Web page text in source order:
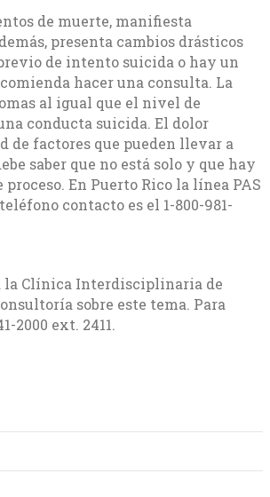
de muerte, manifiesta
presenta cambios drásticos
de intento suicida o hay un
hacer una consulta. La
al igual que el nivel de
conducta suicida. El dolor
factores que pueden llevar a
saber que no está solo y que hay
En Puerto Rico la línea PAS
contacto es el 1-800-981-
la Clínica Interdisciplinaria de
sobre este tema. Para
2000 ext. 2411.